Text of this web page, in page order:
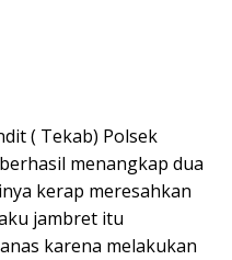
( Tekab) Polsek
menangkap dua
kerap meresahkan
jambret itu
karena melakukan